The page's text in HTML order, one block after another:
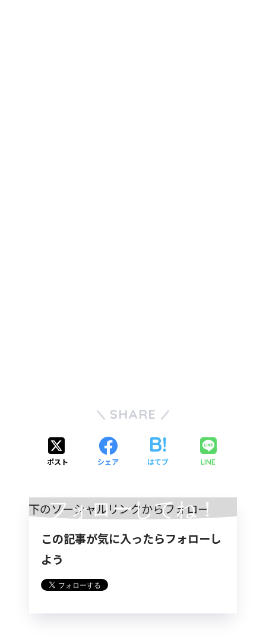
SHARE
ポスト シェア はてブ LINE
フォローしてね！
この記事が気に入ったらフォローし
よう